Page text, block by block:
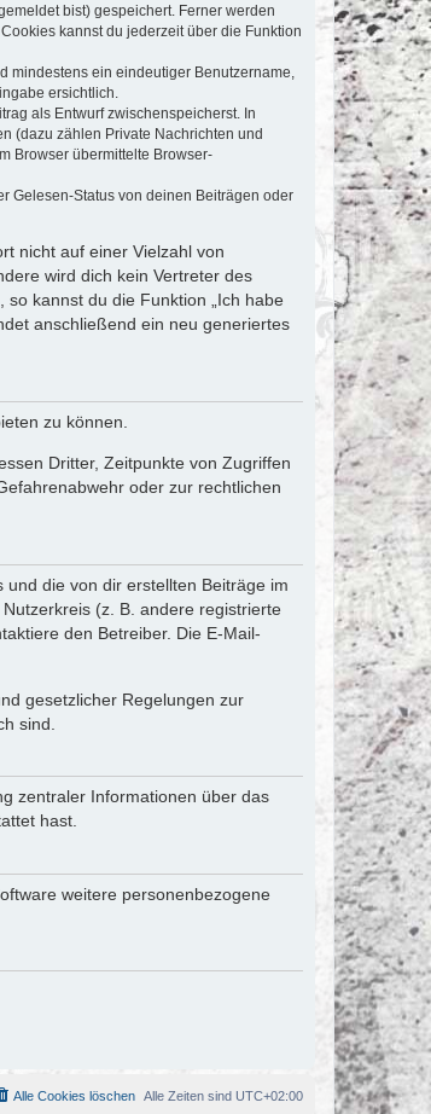
bist) gespeichert. Ferner werden
kannst du jederzeit über die Funktion
ein eindeutiger Benutzername,
ersichtlich.
als Entwurf zwischenspeicherst. In
(dazu zählen Private Nachrichten und
Browser übermittelte Browser-
Gelesen-Status von deinen Beiträgen oder
nicht auf einer Vielzahl von
wird dich kein Vertreter des
kannst du die Funktion „Ich habe
anschließend ein neu generiertes
zu können.
Dritter, Zeitpunkte von Zugriffen
oder zur rechtlichen
die von dir erstellten Beiträge im
(z. B. andere registrierte
den Betreiber. Die E-Mail-
gesetzlicher Regelungen zur
sind.
zentraler Informationen über das
hast.
weitere personenbezogene
Alle Zeiten sind UTC+02:00
Alle Cookies löschen